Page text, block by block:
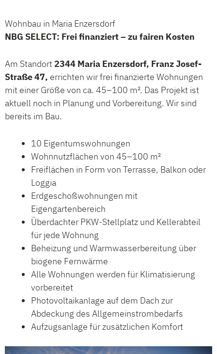
Wohnbau in Maria Enzersdorf
NBG SELECT: Frei finanziert – zu fairen Kosten
Am Standort 2344 Maria Enzersdorf, Franz Josef-
Straße 47, errichten wir frei finanzierte Wohnungen
mit einer Größe von ca. 45–100 m². Das Projekt ist
aktuell noch in Planung und Vorbereitung. Wir sind
bereits im Bau.
10 Eigentumswohnungen
Wohnnutzflächen von 45–100 m²
Freiflächen in Form von Terrasse, Balkon oder
Loggia
Erdgeschoßwohnungen mit
Eigengartenbereich
Überdachter PKW-Stellplatz und Kellerabteil
für jede Wohnung
Beheizung und Warmwasserbereitung über
biogene Fernwärme
Alle Wohnungen werden für Klimatisierung
vorbereitet
Photovoltaikanlage auf dem Dach zur
Abdeckung des Allgemeinstrombedarfs
Aufzugsanlage für zusätzlichen Komfort